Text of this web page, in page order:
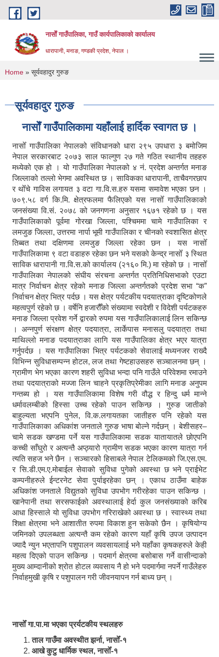
Skip to main content
नासाेँ गाउँपालिका, गाउँ कार्यपालिकाकाे कार्यालय
धारापानी, मनाङ, गण्डकी प्रदेश, नेपाल ।
You are here
Home » सूर्यवहादुर गुरुङ
सूर्यवहादुर गुरुङ
नासाेँ गाउँपालिकामा यहाँलाई हार्दिक स्वागत छ ।
नासोँ गाउँपालिका नेपालको संविधानको धारा २९५ उपधारा ३ बमोजिम
नेपाल सरकारबाट २०७३ साल फाल्गुण २७ गते गठित स्थानीय तहहरु
मध्येको एक हो । यो गाउँपालिका नेपालको ४ नं. प्रदेश अन्तर्गत मनाङ
जिल्लाको तल्लो भेगमा अवस्थित छ । साविकका धारापानी‚ ताचैवगरछाप
र थोँचे गाविस लगायत ३ वटा गा.वि.स.हरु यसमा समावेश भएका छन ।
७०९.५८ वर्ग कि.मि. क्षेत्रफलमा फैलिएको यस नासोँ गाउँपालिकाको
जनसंख्या वि.सं. २०७८ को जनगणना अनुसार १६७१ रहेको छ । यस
गाउँपालिकाको पूर्वमा गोरखा जिल्ला, पश्चिममा चामे गाउँपालिका र
लमजुङ जिल्ला, उत्तरमा नार्पा भूमी गाउँपालिका र चीनको स्वशासित क्षेत्र
तिब्बत तथा दक्षिणमा लमजुङ जिल्ला रहेका छन । यस नासोँ
गाउँपालिकामा ९ वटा वडाहरु रहेका छन भने यसको केन्द्र नासोँ ३ स्थित
साविक धारापानी गा.वि.स.को कार्यालय (२१६० मि.) मा रहेको छ । नासोँ
गाउँपालिका नेपालको संघीय संरचना अन्तर्गत प्रतिनिधिसभाको एउटा
मात्र निर्वाचन क्षेत्र रहेको मनाङ जिल्ला अन्तर्गतको प्रदेश सभा “क”
निर्वाचन क्षेत्र भित्र पर्दछ । यस क्षेत्र पर्यटकीय पदयात्राका दृष्टिकोणले
महत्वपुर्ण रहेको छ । वर्षेनि हजारौँको संख्यामा स्वदेशी र विदेशी पर्यटकहरु
मनाङ जिल्ला प्रवेश गर्ने द्वारको रुपमा यस गाउँपालिकालाई लिन सकिन्छ
। अन्नपुर्ण संरक्षण क्षेत्र पदयात्रा, लार्केपास मनासलु पदयात्रा तथा
माथिल्लो मनाङ पदयात्राका लागि यस गाउँपालिका क्षेत्र भएर यात्रा
गर्नुपर्दछ । यस गाउँपालिका भित्र पर्यटकको सेवालाई मध्यनजर राख्दै
विभिन्न सुविधासम्पन्न होटल, लज तथा गेष्टहाउसहरु सञ्चालनमा छन् ।
ग्रामीण भेग भएका कारण शहरी सुविधा भन्दा पनि गाउँले परिवेशमा रमाउने
तथा पदयात्राको मज्जा लिन चाहने प्रकृतिप्रेमीका लागि मनाङ अनुपम
गन्तब्य हो । यस गाउँपालिकामा विशेष गरी वौद्ध र हिन्दु धर्म मान्ने
धर्मावलम्बीको हिस्सा उच्च रहेको पाउन सकिन्छ । गुरुङ जातीको
बाहुल्यता भएपनि पुनेल, वि.क.लगायतका जातीहरु पनि रहेको यस
गाउँपालिकाका अधिकांश जनताले गुरुङ भाषा बोल्ने गर्दछन् । बेशीसहर–
चामे सडक खण्डमा पर्ने यस गाउँपालिकामा सडक यातायातले छोएपनि
कच्ची साँघुरो र अत्यन्तै अप्ठ्यारो ग्रामीण सडक भएका कारण यात्रा गर्न
त्यति सहज भने छैन । सञ्चारको हिसाबले नेपाल टेलिकमको जि.एस.एम.
र सि.डी.एम.ए.मोबाईल सेवाको सुविधा पुगेको अवस्था छ भने प्राईभेट
कम्पनीहरुले ईन्टरनेट सेवा पुर्याइरहेका छन् । एकाध ठाउँमा बाहेक
अधिकांश जनताले विद्युतको सुविधा उपभोग गरीरहेका पाउन सकिन्छ ।
खानेपानी तथा सरसफाईको अवस्थालाई हेर्दा कुल जनसंख्याको करिब
आधा हिस्साले यो सुविधा उपभोग गरिराखेको अवस्था छ । स्वास्थ्य तथा
शिक्षा क्षेत्रमा भने आशातीत रुपमा विकाश हुन सकेको छैन । कृषियोग्य
जमिनको उपलब्धता अत्यन्तै कम रहेको कारण यहाँ कृषि उपज उत्पादन
ज्यादै न्युन भएतापनि पशुपालन व्यवसायलाई भने यहाँका कृषकहरुले केही
महत्व दिएको पाउन सकिन्छ । पदमार्ग क्षेत्रमा बसोबास गर्ने वासीन्दाको
मुख्य आम्दानीको श्रोत होटल व्यवसाय नै हो भने पदमार्गमा नपर्ने गाउँलेहरु
निर्वाहमुखी कृषि र पशुपालन गरी जीवनयापन गर्न बाध्य छन् ।
नासोँ गा.पा.मा भएका प्रर्यटकीय स्थलहरु
ताल गाउँमा अवस्थीत झर्ना, नासोँ-१
आखे कुटु धार्मिक स्थल, नासोँ-१